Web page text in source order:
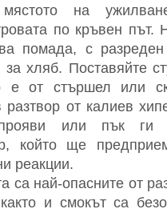
на
по кръвен път.
помада, с
хляб. Поставяйте
е от стършел или
разтвор от калиев
или пък ги
който ще
реакции.
са най-опасните от
и смокът са